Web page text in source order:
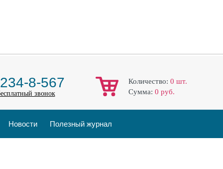
8-567
звонок
Количество: 0 шт.
Cумма: 0 руб.
Новости Полезный журнал